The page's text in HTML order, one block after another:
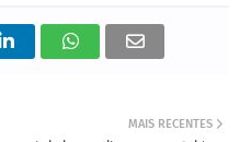
MAIS RECENTES